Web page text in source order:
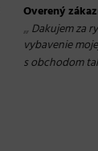
Overený
„ Dakujem za
vybavenie
s obchodom